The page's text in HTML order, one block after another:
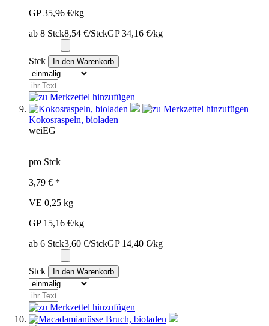
GP 35,96 €/kg
ab 8 Stck8,54 €/StckGP 34,16 €/kg
Stck
Kokosraspeln, bioladen
weiEG
pro Stck
3,79 € *
VE 0,25 kg
GP 15,16 €/kg
ab 6 Stck3,60 €/StckGP 14,40 €/kg
Stck